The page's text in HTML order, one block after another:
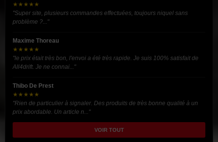
★★★★★
"Super site, plusieurs commandes effectuées, toujours niquel sans
problème ?..."
Maxime Thoreau
★★★★★
"le prix était très bon, l'envoi a été très rapide. Je suis 100% satisfait de
All4drift. Je ne connai..."
Thibo De Prest
★★★★★
"Rien de particulier à signaler. Des produits de très bonne qualité à un
prix abordable. Un article n..."
VOIR TOUT